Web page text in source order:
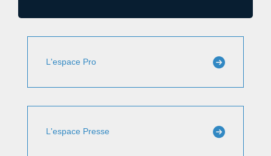
L'espace Pro
L'espace Presse